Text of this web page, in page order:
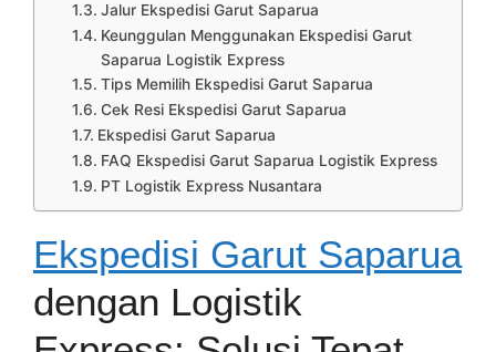
Jalur Ekspedisi Garut Saparua
Keunggulan Menggunakan Ekspedisi Garut
Saparua Logistik Express
Tips Memilih Ekspedisi Garut Saparua
Cek Resi Ekspedisi Garut Saparua
Ekspedisi Garut Saparua
FAQ Ekspedisi Garut Saparua Logistik Express
PT Logistik Express Nusantara
Ekspedisi Garut Saparua
dengan Logistik